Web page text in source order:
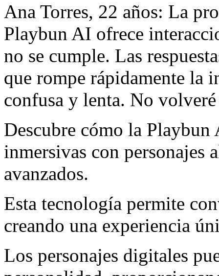
Ana Torres, 22 años: La
Playbun AI ofrece
no se cumple. Las
que rompe rápidamente la
confusa y lenta. No
Descubre cómo la
inmersivas con personajes
avanzados.
Esta tecnología permite
creando una experiencia
Los personajes digitales